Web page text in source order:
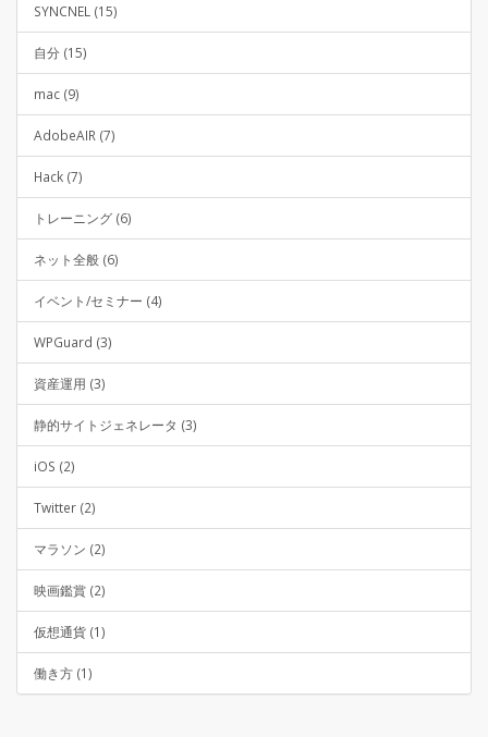
SYNCNEL (15)
自分 (15)
mac (9)
AdobeAIR (7)
Hack (7)
トレーニング (6)
ネット全般 (6)
イベント/セミナー (4)
WPGuard (3)
資産運用 (3)
静的サイトジェネレータ (3)
iOS (2)
Twitter (2)
マラソン (2)
映画鑑賞 (2)
仮想通貨 (1)
働き方 (1)